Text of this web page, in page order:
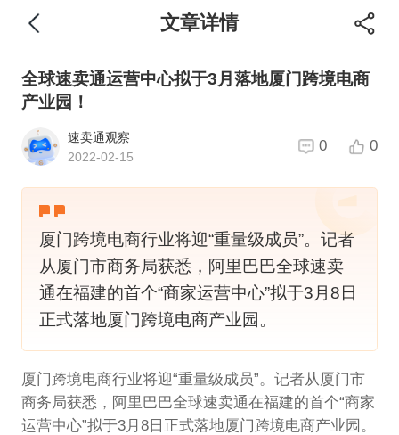
文章详情
全球速卖通运营中心拟于3月落地厦门跨境电商
产业园！
速卖通观察
2022-02-15
0 0
厦门跨境电商行业将迎“重量级成员”。记者
从厦门市商务局获悉，阿里巴巴全球速卖
通在福建的首个“商家运营中心”拟于3月8日
正式落地厦门跨境电商产业园。
厦门跨境电商行业将迎“重量级成员”。记者从厦门市
商务局获悉，阿里巴巴全球速卖通在福建的首个“商家
运营中心”拟于3月8日正式落地厦门跨境电商产业园。